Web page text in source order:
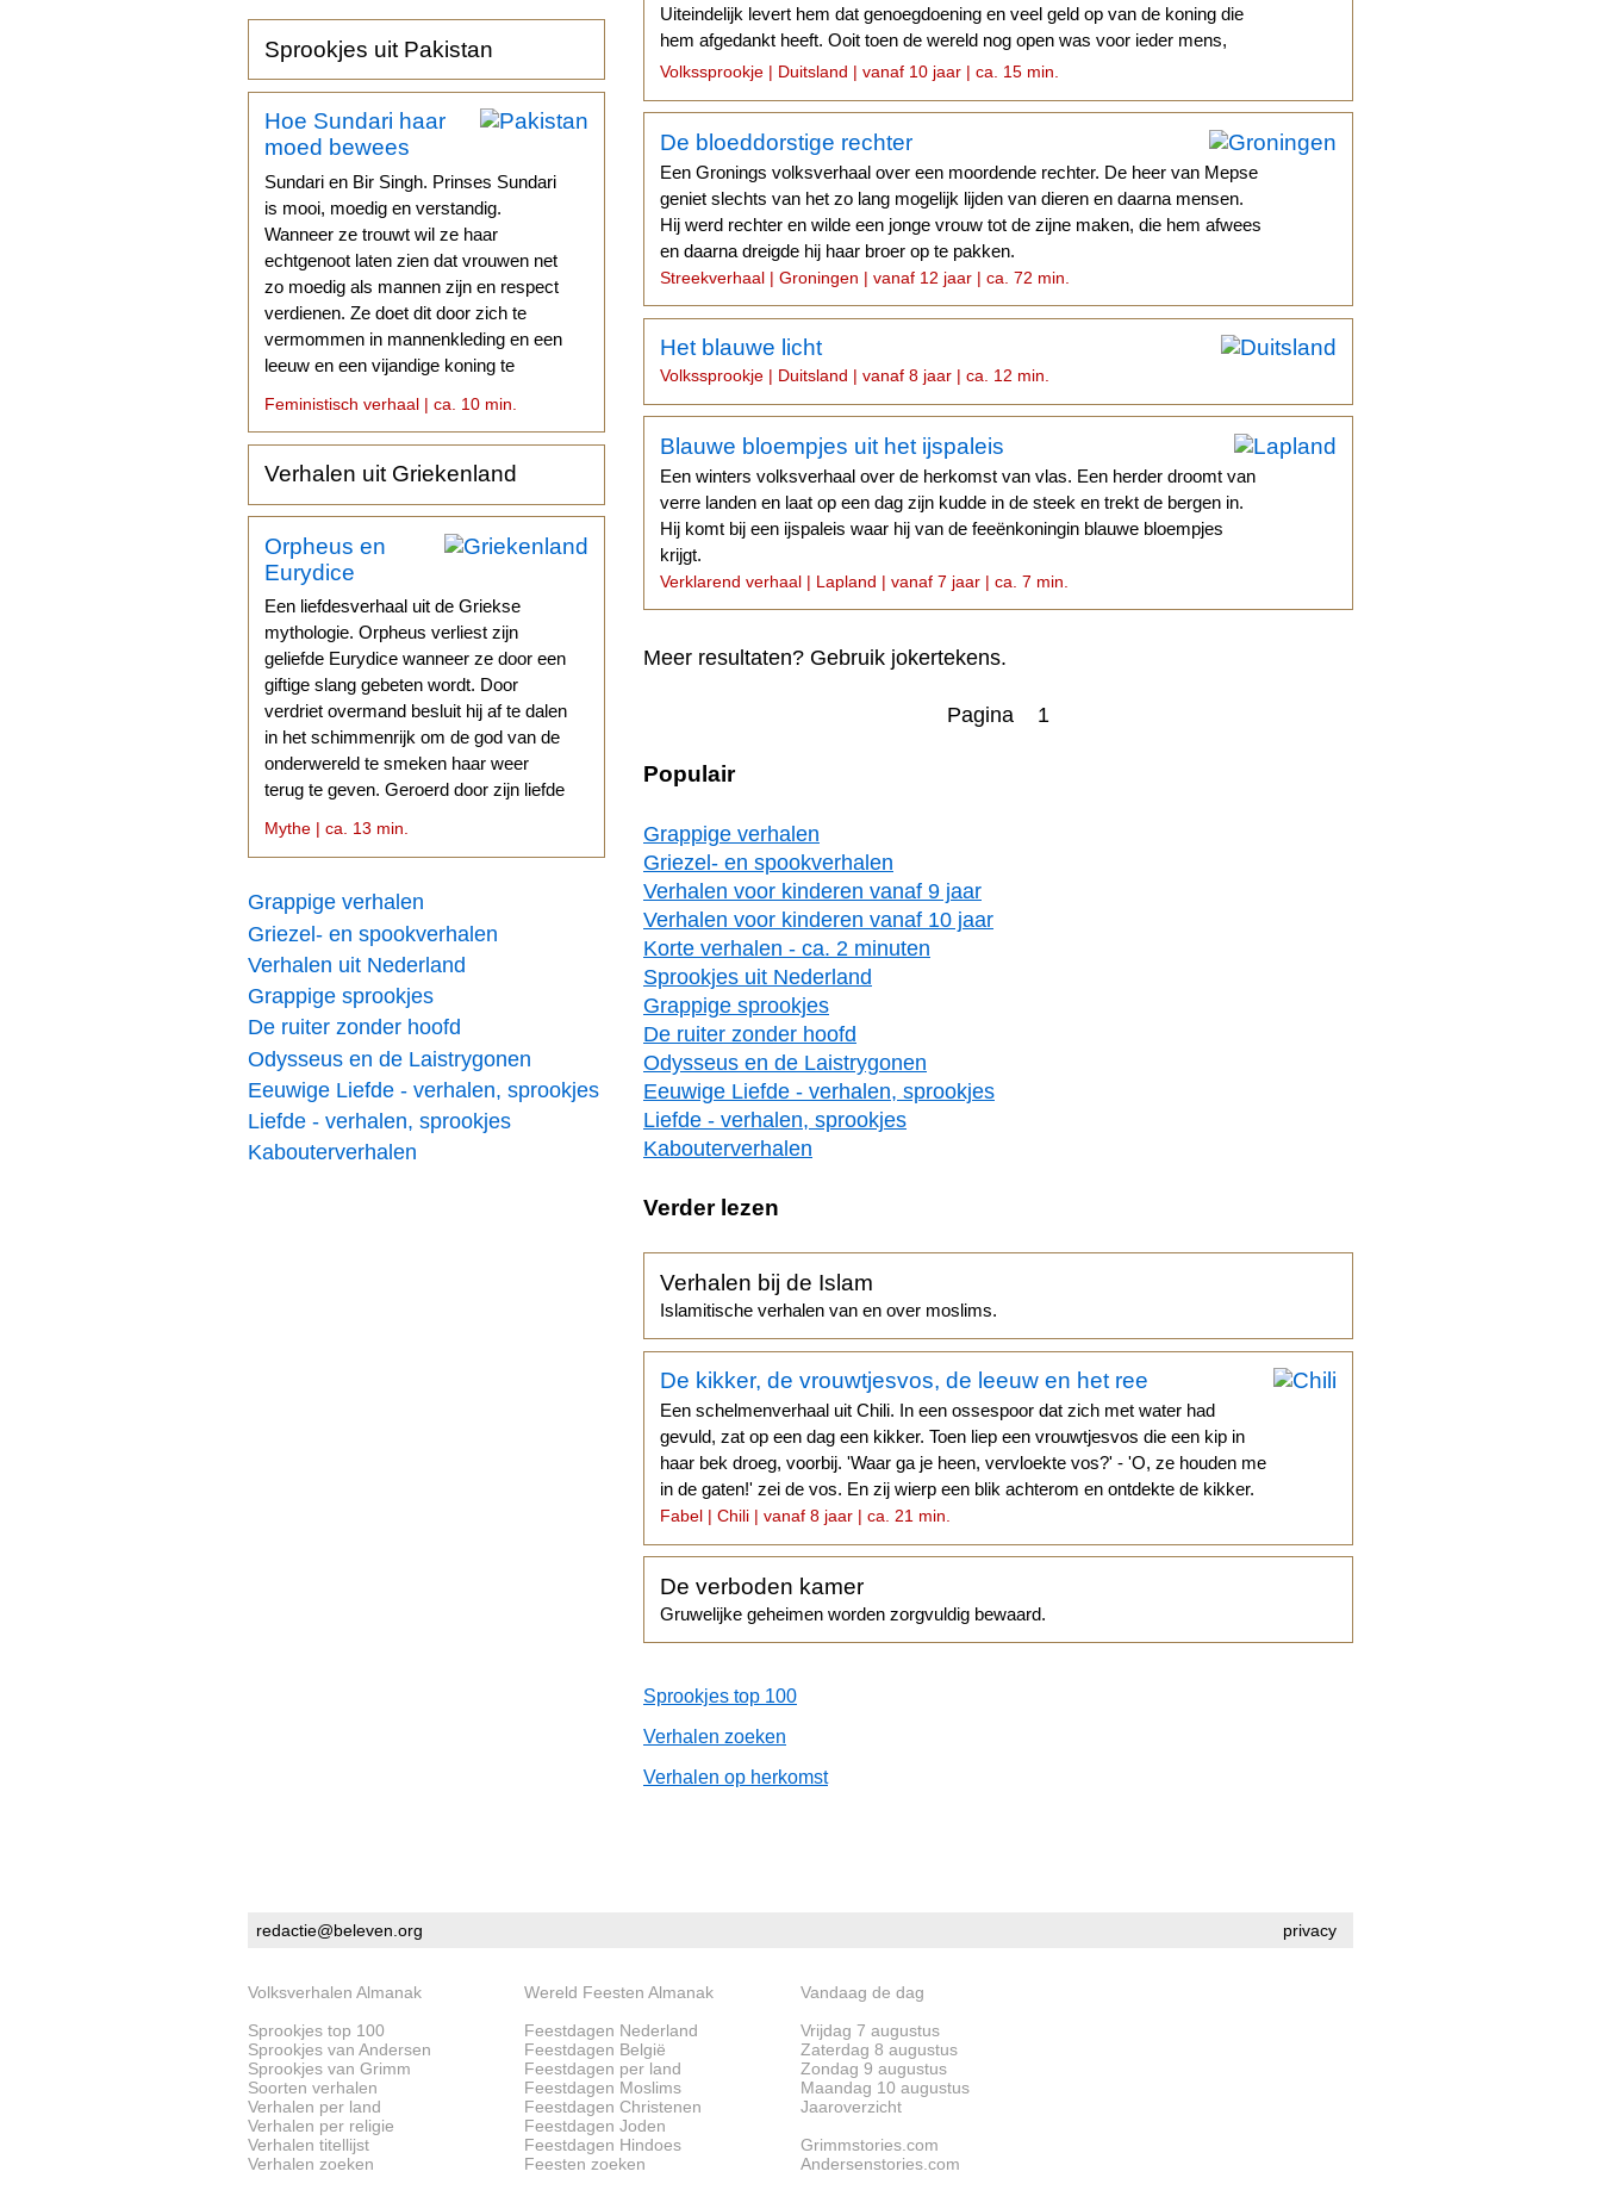
Sprookjes uit Pakistan
Hoe Sundari haar
moed bewees
Sundari en Bir Singh. Prinses Sundari
is mooi, moedig en verstandig.
Wanneer ze trouwt wil ze haar
echtgenoot laten zien dat vrouwen net
zo moedig als mannen zijn en respect
verdienen. Ze doet dit door zich te
vermommen in mannenkleding en een
leeuw en een vijandige koning te
Feministisch verhaal | ca. 10 min.
Verhalen uit Griekenland
Orpheus en
Eurydice
Een liefdesverhaal uit de Griekse
mythologie. Orpheus verliest zijn
geliefde Eurydice wanneer ze door een
giftige slang gebeten wordt. Door
verdriet overmand besluit hij af te dalen
in het schimmenrijk om de god van de
onderwereld te smeken haar weer
terug te geven. Geroerd door zijn liefde
Mythe | ca. 13 min.
Grappige verhalen
Griezel- en spookverhalen
Verhalen uit Nederland
Grappige sprookjes
De ruiter zonder hoofd
Odysseus en de Laistrygonen
Eeuwige Liefde - verhalen, sprookjes
Liefde - verhalen, sprookjes
Kabouterverhalen
Uiteindelijk levert hem dat genoegdoening en veel geld op van de koning die
hem afgedankt heeft. Ooit toen de wereld nog open was voor ieder mens,
leefde er eens een man...
Volkssprookje | Duitsland | vanaf 10 jaar | ca. 15 min.
De bloeddorstige rechter
Een Gronings volksverhaal over een moordende rechter. De heer van Mepse
geniet slechts van het zo lang mogelijk lijden van dieren en daarna mensen.
Hij werd rechter en wilde een jonge vrouw tot de zijne maken, die hem afwees
en daarna dreigde hij haar broer op te pakken.
Streekverhaal | Groningen | vanaf 12 jaar | ca. 72 min.
Het blauwe licht
Volkssprookje | Duitsland | vanaf 8 jaar | ca. 12 min.
Blauwe bloempjes uit het ijspaleis
Een winters volksverhaal over de herkomst van vlas. Een herder droomt van
verre landen en laat op een dag zijn kudde in de steek en trekt de bergen in.
Hij komt bij een ijspaleis waar hij van de feeënkoningin blauwe bloempjes
krijgt.
Verklarend verhaal | Lapland | vanaf 7 jaar | ca. 7 min.
Meer resultaten? Gebruik jokertekens.
Pagina 1
Populair
Grappige verhalen
Griezel- en spookverhalen
Verhalen voor kinderen vanaf 9 jaar
Verhalen voor kinderen vanaf 10 jaar
Korte verhalen - ca. 2 minuten
Sprookjes uit Nederland
Grappige sprookjes
De ruiter zonder hoofd
Odysseus en de Laistrygonen
Eeuwige Liefde - verhalen, sprookjes
Liefde - verhalen, sprookjes
Kabouterverhalen
Verder lezen
Verhalen bij de Islam
Islamitische verhalen van en over moslims.
De kikker, de vrouwtjesvos, de leeuw en het ree
Een schelmenverhaal uit Chili. In een ossespoor dat zich met water had
gevuld, zat op een dag een kikker. Toen liep een vrouwtjesvos die een kip in
haar bek droeg, voorbij. 'Waar ga je heen, vervloekte vos?' - 'O, ze houden me
in de gaten!' zei de vos. En zij wierp een blik achterom en ontdekte de kikker.
Fabel | Chili | vanaf 8 jaar | ca. 21 min.
De verboden kamer
Gruwelijke geheimen worden zorgvuldig bewaard.
Sprookjes top 100
Verhalen zoeken
Verhalen op herkomst
privacy
redactie@beleven.org
Volksverhalen Almanak
Sprookjes top 100
Sprookjes van Andersen
Sprookjes van Grimm
Soorten verhalen
Verhalen per land
Verhalen per religie
Verhalen titellijst
Verhalen zoeken
Wereld Feesten Almanak
Feestdagen Nederland
Feestdagen België
Feestdagen per land
Feestdagen Moslims
Feestdagen Christenen
Feestdagen Joden
Feestdagen Hindoes
Feesten zoeken
Vandaag de dag
Vrijdag 7 augustus
Zaterdag 8 augustus
Zondag 9 augustus
Maandag 10 augustus
Jaaroverzicht
Grimmstories.com
Andersenstories.com